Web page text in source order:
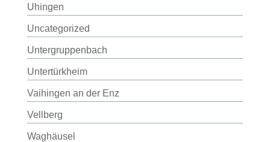
Uhingen
Uncategorized
Untergruppenbach
Untertürkheim
Vaihingen an der Enz
Vellberg
Waghäusel